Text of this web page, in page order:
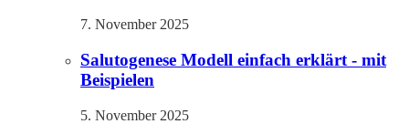
7. November 2025
Salutogenese Modell einfach erklärt - mit
Beispielen
5. November 2025